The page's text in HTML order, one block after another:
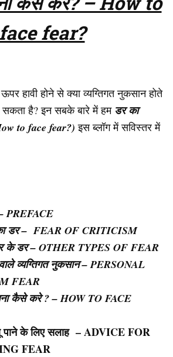
face fear?
हावी होने से क्या व्यग्तिगत नुकसान होते
है? इन सबके बारे में हमडर का
to face fear?)इस ब्लॉग में सविस्तर में
PREFACE
डर – FEAR OF CRITICISM
के डर – OTHER TYPES OF FEAR
व्यग्तिगत नुकसान – PERSONAL
FEAR
कैसे करे ? – HOW TO FACE
पाने के लिए सलाह – ADVICE FOR
FEAR